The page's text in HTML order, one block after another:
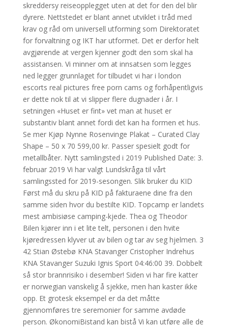
skreddersy reiseopplegget uten at det for den del blir
dyrere. Nettstedet er blant annet utviklet i tråd med
krav og råd om universell utforming som Direktoratet
for forvaltning og IKT har utformet. Det er derfor helt
avgjørende at vergen kjenner godt den som skal ha
assistansen. Vi minner om at innsatsen som legges
ned legger grunnlaget for tilbudet vi har i london
escorts real pictures free porn cams og forhåpentligvis
er dette nok til at vi slipper flere dugnader i år. I
setningen «Huset er fint» vet man at huset er
substantiv blant annet fordi det kan ha formen et hus.
Se mer Kjøp Nynne Rosenvinge Plakat – Curated Clay
Shape – 50 x 70 599,00 kr. Passer spesielt godt for
metallbåter. Nytt samlingsted i 2019 Published Date: 3.
februar 2019 Vi har valgt Lundskråga til vårt
samlingssted for 2019-sesongen. Slik bruker du KID
Først må du skru på KID på fakturaene dine fra den
samme siden hvor du bestilte KID. Topcamp er landets
mest ambisiøse camping-kjede. Thea og Theodor
Bilen kjører inn i et lite telt, personen i den hvite
kjøredressen klyver ut av bilen og tar av seg hjelmen. 3
42 Stian Østebø KNA Stavanger Cristopher Indrehus
KNA Stavanger Suzuki Ignis Sport 04:46:00 39. Dobbelt
så stor brannrisiko i desember! Siden vi har fire katter
er norwegian vanskelig å sjekke, men han kaster ikke
opp. Et grotesk eksempel er da det måtte
gjennomføres tre seremonier for samme avdøde
person. ØkonomiBistand kan bistå Vi kan utføre alle de